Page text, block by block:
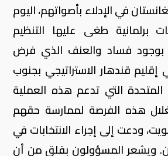
في الإدلاء بأصواتهم، اليوم
برلمانية طغى عليها التنظيم
بوجود فساد والعنف الذي فرض
إقليم قندهار الاستراتيجي بجنوب
المتحدة التي تدعم هذه العملية
هذه الفرصة لممارسة حقهم
ودعت إلى إجراء الانتخابات في
ويشعر المسؤولون بقلق من أن